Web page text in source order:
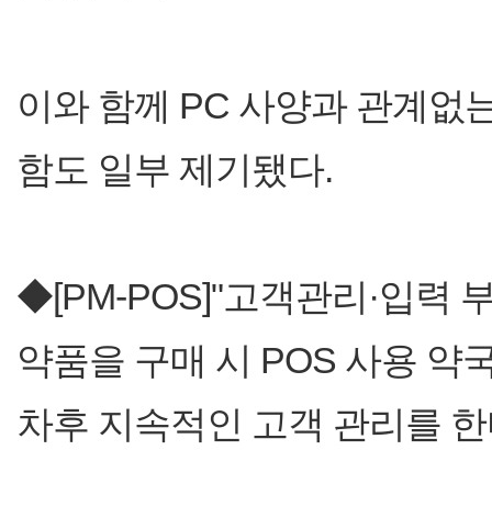
이와 함께 PC 사양과 관계없
함도 일부 제기됐다.
◆[PM-POS]"고객관리·입력
약품을 구매 시 POS 사용 약
차후 지속적인 고객 관리를